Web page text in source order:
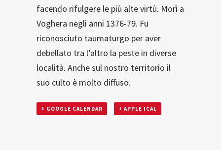
facendo rifulgere le più alte virtù. Morì a
Voghera negli anni 1376-79. Fu
riconosciuto taumaturgo per aver
debellato tra l’altro la peste in diverse
località. Anche sul nostro territorio il
suo culto è molto diffuso.
+ GOOGLE CALENDAR + APPLE ICAL